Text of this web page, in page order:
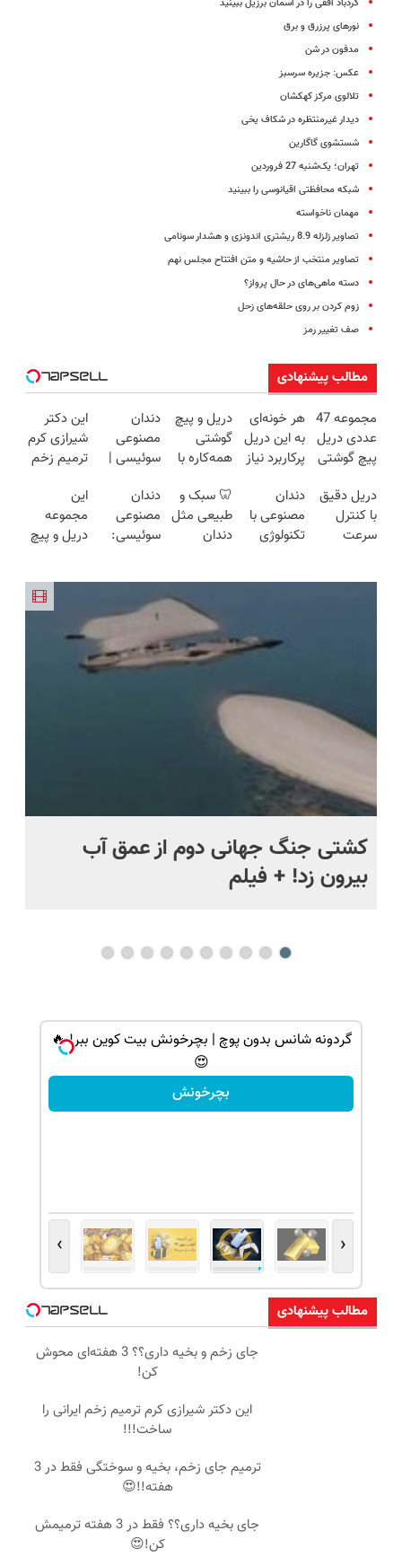
نورهای پرزرق و برق
مدفون در شن
عکس: جزیره سرسبز
تلالوی مرکز کهکشان
دیدار غیرمنتظره در شکاف یخی
شستشوی گاگارین
تهران؛ یک‌شنبه 27 فروردین
شبکه محافظتی اقیانوسی را ببینید
مهمان ناخواسته
تصاویر زلزله 8.9 ریشتری اندونزی و هشدار سونامی
تصاویر منتخب از حاشیه و متن افتتاح مجلس نهم
دسته ماهی‌های در حال پرواز؟
زوم کردن بر روی حلقه‌های زحل
صف تغییر رمز
مطالب پیشنهادی
مجموعه 47
عددی دریل
پیچ گوشتی
(تخفیف به
مدت
محدود)
هر خونه‌ای
به این دریل
پرکاربرد نیاز
تخفیف بخر
😉👌🏻
دریل و پیچ
گوشتی
همه‌کاره با
هوشمند ⚙️
(نصف
قیمت بازار
دندان
مصنوعی
سوئیسی |
مقاوم،
طبیعی!
ویزیت
اقساطی😍
این دکتر
شیرازی کرم
ترمیم زخم
ساخت!!!
دریل دقیق
با کنترل
سرعت
دندان
مصنوعی با
تکنولوژی
🦷 سبک و
طبیعی مثل
دندان
اقساطی 💳
📍 تهران
دندان
مصنوعی
سوئیسی:
اروپا، سبک
و مقاوم |
پرداخت
قسطی
این
مجموعه
دریل و پیچ
نصف قیمت
بخر!😉
کشتی‌ جنگ جهانی دوم از عمق آب
بیرون زد! + فیلم
گردونه شانس بدون پوچ | بچرخونش بیت کوین ببر! 🔥
😍
بچرخونش
‹
›
مطالب پیشنهادی
جای زخم و بخیه داری؟؟ 3 هفته‌ای محوش
کن!
این دکتر شیرازی کرم ترمیم زخم ایرانی را
ساخت!!!
ترمیم جای زخم، بخیه و سوختگی فقط در 3
هفته!!😍
جای بخیه داری؟؟ فقط در 3 هفته ترمیمش
کن!😍